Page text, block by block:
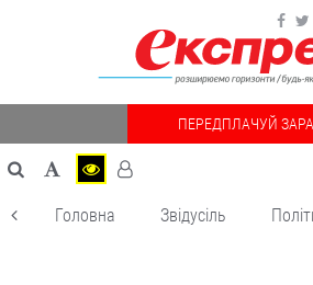
ПЕРЕДПЛАЧУЙ
Головна Звідусіль